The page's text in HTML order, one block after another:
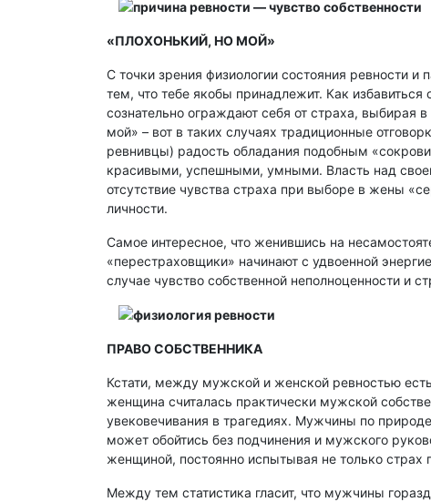
«ПЛОХОНЬКИЙ, НО МОЙ»
С точки зрения физиологии состояния ревности и
тем, что тебе якобы принадлежит. Как
сознательно ограждают себя от страха, выбирая
мой» – вот в таких случаях традиционные
ревнивцы) радость обладания подобным
красивыми, успешными, умными. Власть над
отсутствие чувства страха при выборе в жены
личности.
Самое интересное, что женившись на
«перестраховщики» начинают с удвоенной
случае чувство собственной неполноценности и
ПРАВО СОБСТВЕННИКА
Кстати, между мужской и женской ревностью
женщина считалась практически мужской
увековечивания в трагедиях. Мужчины по
может обойтись без подчинения и мужского
женщиной, постоянно испытывая не только страх
Между тем статистика гласит, что мужчины